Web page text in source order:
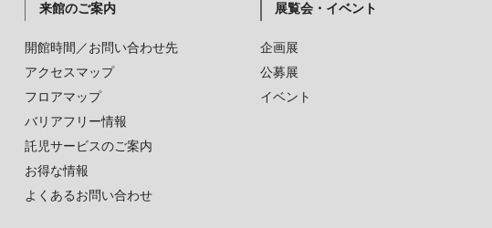
来館のご案内
開館時間／お問い合わせ先
アクセスマップ
フロアマップ
バリアフリー情報
託児サービスのご案内
お得な情報
よくあるお問い合わせ
展覧会・イベント
企画展
公募展
イベント